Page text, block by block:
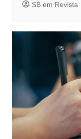
SB em Revista